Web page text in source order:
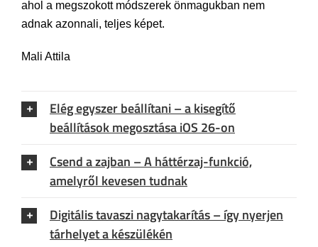
ahol a megszokott módszerek önmagukban nem
adnak azonnali, teljes képet.
Mali Attila
Elég egyszer beállítani – a kisegítő
beállítások megosztása iOS 26-on
Csend a zajban – A háttérzaj-funkció,
amelyről kevesen tudnak
Digitális tavaszi nagytakarítás – így nyerjen
tárhelyet a készülékén